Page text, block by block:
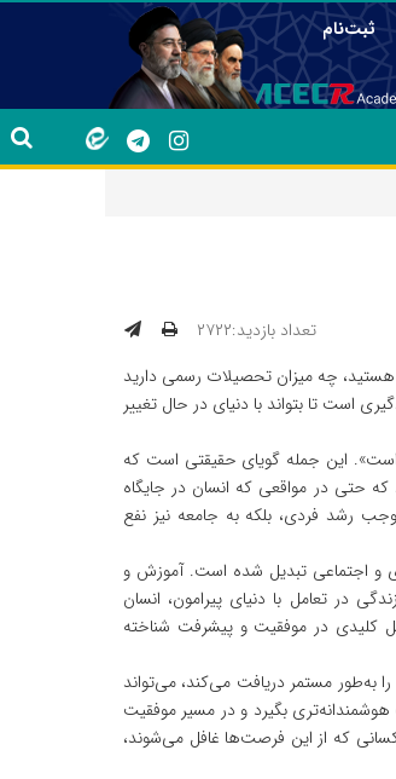
ثبت‌نام
تعداد بازدید:۲۷۲۲
چه میزان تحصیلات رسمی دارید
است تا بتواند با دنیای در حال تغییر
است». این جمله گویای حقیقتی است که
حتی در مواقعی که انسان در جایگاه
رشد فردی، بلکه به جامعه نیز نفع
و اجتماعی تبدیل شده است. آموزش و
در تعامل با دنیای پیرامون، انسان
کلیدی در موفقیت و پیشرفت شناخته
به‌طور مستمر دریافت می‌کند، می‌تواند
بگیرد و در مسیر موفقیت
کسانی که از این فرصت‌ها غافل می‌شوند،